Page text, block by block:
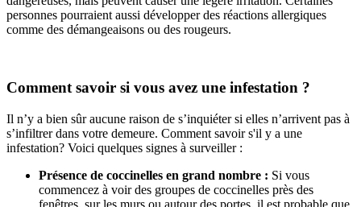
personnes pourraient aussi développer des réactions allergiques
comme des démangeaisons ou des rougeurs.
Comment savoir si vous avez une infestation ?
Il n’y a bien sûr aucune raison de s’inquiéter si elles n’arrivent pas à
s’infiltrer dans votre demeure. Comment savoir s'il y a une
infestation? Voici quelques signes à surveiller :
Présence de coccinelles en grand nombre : Si vous
commencez à voir des groupes de coccinelles près des
fenêtres, sur les murs ou autour des portes, il est probable que